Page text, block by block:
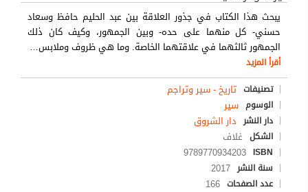
يبحث هذا الكتاب في جذور العلاقة بين عبد الحليم حافظ وسعاد
حسني- كل منهما على حده- وبين الجمهور، وكيف كان ذلك
الجمهور ثالثهما في علاقتهما الخاصة. وما هي ظروف وملابس…
أقرأ المزيد
تصنيفات تاريخ - سير وتراجم
الوسوم سير
دار النشر دار الشروق
الشكل غلاف
ISBN
9789770934203
سنة النشر 2017
عدد الصفحات 166